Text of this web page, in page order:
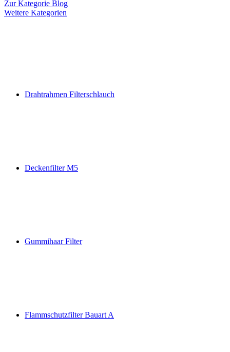
Zur Kategorie Blog
Weitere Kategorien
Drahtrahmen Filterschlauch
Deckenfilter M5
Gummihaar Filter
Flammschutzfilter Bauart A